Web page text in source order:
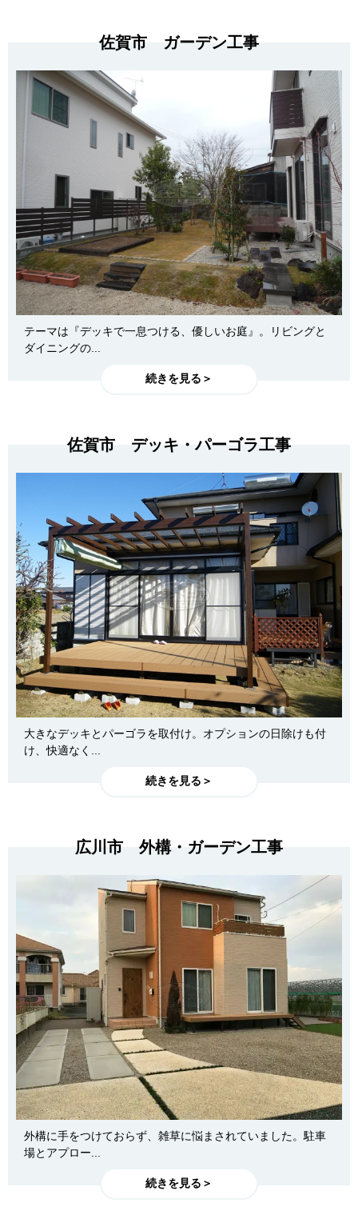
佐賀市 ガーデン工事
テーマは『デッキで一息つける、優しいお庭』。リビングと
ダイニングの...
続きを見る＞
佐賀市 デッキ・パーゴラ工事
大きなデッキとパーゴラを取付け。オプションの日除けも付
け、快適なく...
続きを見る＞
広川市 外構・ガーデン工事
外構に手をつけておらず、雑草に悩まされていました。駐車
場とアプロー...
続きを見る＞